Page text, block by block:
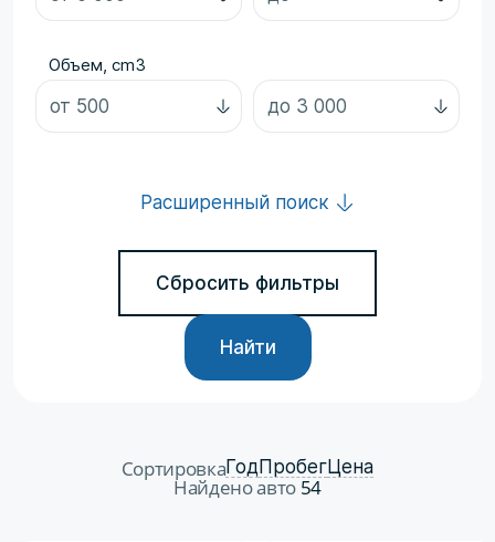
Объем, cm3
Расширенный поиск
Сбросить фильтры
Найти
СортировкаГодПробегЦена
Найдено авто 54